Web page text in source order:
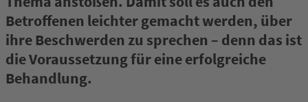
Betroffenen leichter gemacht werden, über
ihre Beschwerden zu sprechen – denn das ist
die Voraussetzung für eine erfolgreiche
Behandlung.